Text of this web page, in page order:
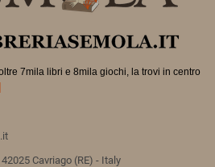
7mila libri e 8mila giochi, la trovi in centro
Cavriago (RE) - Italy